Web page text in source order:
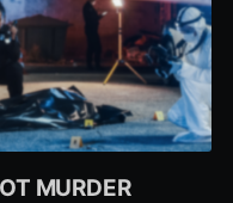
MURDER